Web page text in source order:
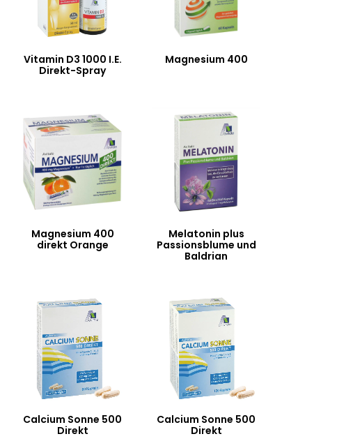
Vitamin D3 1000 I.E.
Direkt-Spray
Magnesium 400
Magnesium 400
direkt Orange
Melatonin plus
Passionsblume und
Baldrian
Calcium Sonne 500
Direkt
Calcium Sonne 500
Direkt